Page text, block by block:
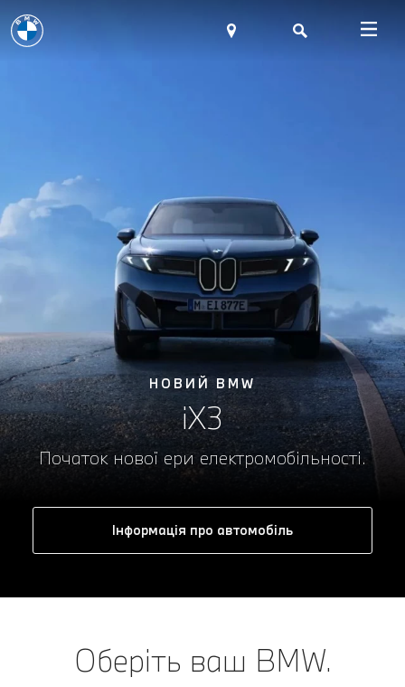
НОВИЙ BMW
iX3
Початок нової ери електромобільності.
Інформація про автомобіль
Оберіть ваш BMW.